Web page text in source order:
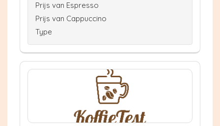
Prijs van Espresso
Prijs van Cappuccino
Type